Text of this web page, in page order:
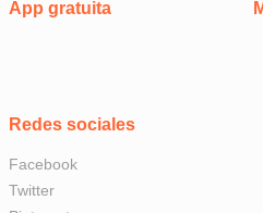
App gratuita
Redes sociales
Facebook
Twitter